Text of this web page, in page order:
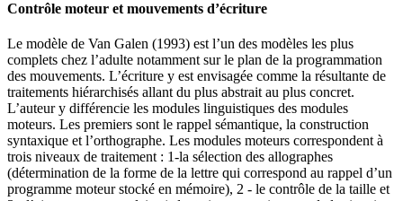
Contrôle moteur et mouvements d’écriture
Le modèle de Van Galen (1993) est l’un des modèles les plus
complets chez l’adulte notamment sur le plan de la programmation
des mouvements. L’écriture y est envisagée comme la résultante de
traitements hiérarchisés allant du plus abstrait au plus concret.
L’auteur y différencie les modules linguistiques des modules
moteurs. Les premiers sont le rappel sémantique, la construction
syntaxique et l’orthographe. Les modules moteurs correspondent à
trois niveaux de traitement : 1-la sélection des allographes
(détermination de la forme de la lettre qui correspond au rappel d’un
programme moteur stocké en mémoire), 2 - le contrôle de la taille et